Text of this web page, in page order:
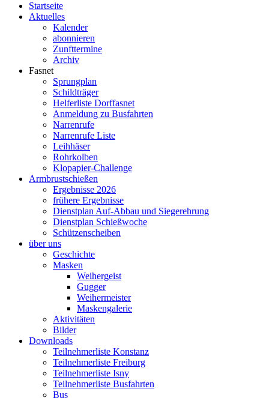
Startseite
Aktuelles
Kalender
abonnieren
Zunfttermine
Archiv
Fasnet
Sprungplan
Schildträger
Helferliste Dorffasnet
Anmeldung zu Busfahrten
Narrenrufe
Narrenrufe Liste
Leihhäser
Rohrkolben
Klopapier-Challenge
Armbrustschießen
Ergebnisse 2026
frühere Ergebnisse
Dienstplan Auf-Abbau und Siegerehrung
Dienstplan Schießwoche
Schützenscheiben
über uns
Geschichte
Masken
Weihergeist
Gugger
Weihermeister
Maskengalerie
Aktivitäten
Bilder
Downloads
Teilnehmerliste Konstanz
Teilnehmerliste Freiburg
Teilnehmerliste Isny
Teilnehmerliste Busfahrten
Bus